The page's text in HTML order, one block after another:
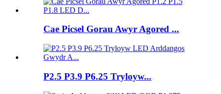
Cae Picsel Gorau Awyr Agored ...
P2.5 P3.9 P6.25 Tryloyw...